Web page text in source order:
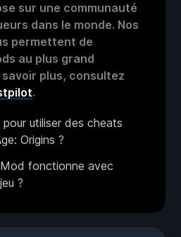
sur une communauté
dans le monde. Nos
permettent de
au plus grand
savoir plus, consultez
.
utiliser des cheats
Origins ?
fonctionne avec
?